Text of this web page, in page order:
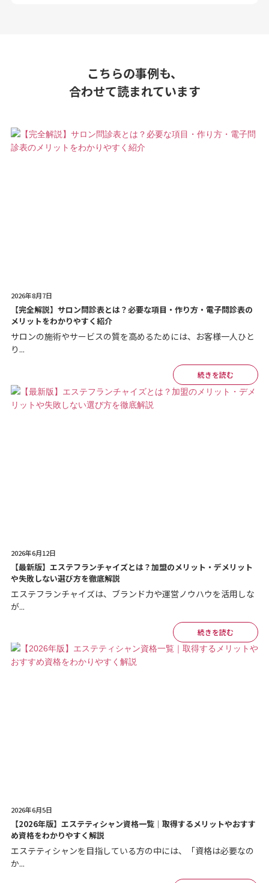
こちらの事例も、
合わせて読まれています
2026年8月7日
【完全解説】サロン問診表とは？必要な項目・作り方・電子問診表の
メリットをわかりやすく紹介
サロンの施術やサービスの質を高めるためには、お客様一人ひと
り...
続きを読む
2026年6月12日
【最新版】エステフランチャイズとは？加盟のメリット・デメリット
や失敗しない選び方を徹底解説
エステフランチャイズは、ブランド力や運営ノウハウを活用しな
が...
続きを読む
2026年6月5日
【2026年版】エステティシャン資格一覧｜取得するメリットやおすす
め資格をわかりやすく解説
エステティシャンを目指している方の中には、「資格は必要なの
か...